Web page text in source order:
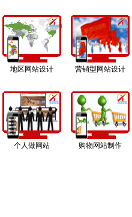
地区网站设计 营销型网站设计
个人做网站 购物网站制作